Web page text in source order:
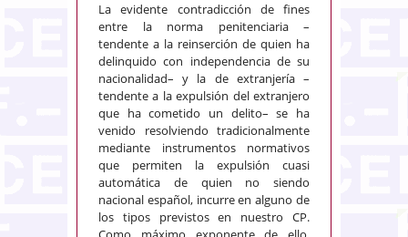
La evidente contradicción de fines
entre la norma penitenciaria –
tendente a la reinserción de quien ha
delinquido con independencia de su
nacionalidad– y la de extranjería –
tendente a la expulsión del extranjero
que ha cometido un delito– se ha
venido resolviendo tradicionalmente
mediante instrumentos normativos
que permiten la expulsión cuasi
automática de quien no siendo
nacional español, incurre en alguno de
los tipos previstos en nuestro CP.